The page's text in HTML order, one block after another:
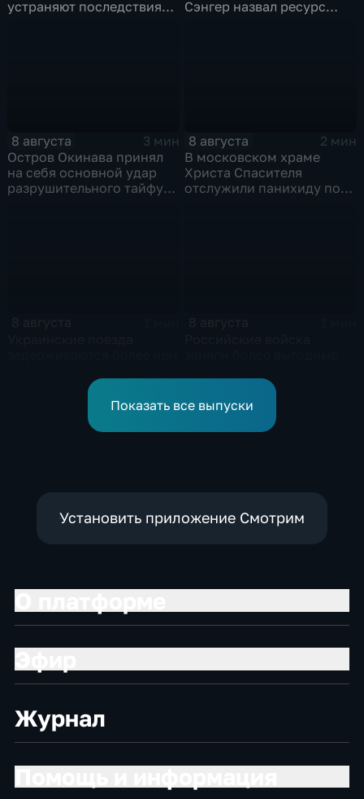
устраняют последствия
Сэнгер назвал ресурс
8 августа
3 мин
Остров Окинава принял
на себя основной удар
разрушительного тайфуна
8 августа
2 мин
В московском храме
Христа Спасителя
отслужили панихиду по
направлениях в зоне СВО
Показать все выпуски
Установить приложение Смотрим
Журнал